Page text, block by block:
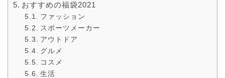
おすすめの福袋2021
ファッション
スポーツメーカー
アウトドア
グルメ
コスメ
生活